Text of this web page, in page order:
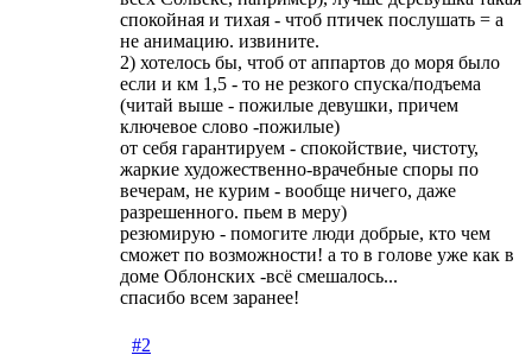
спокойная и тихая - чтоб птичек послушать = а
не анимацию. извините.
2) хотелось бы, чтоб от аппартов до моря было
если и км 1,5 - то не резкого спуска/подъема
(читай выше - пожилые девушки, причем
ключевое слово -пожилые)
от себя гарантируем - спокойствие, чистоту,
жаркие художественно-врачебные споры по
вечерам, не курим - вообще ничего, даже
разрешенного. пьем в меру)
резюмирую - помогите люди добрые, кто чем
сможет по возможности! а то в голове уже как в
доме Облонских -всё смешалось...
спасибо всем заранее!
#2